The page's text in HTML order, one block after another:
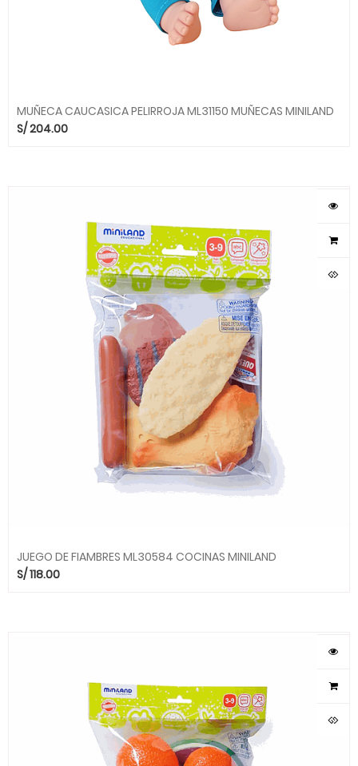
MUÑECA CAUCASICA PELIRROJA ML31150 MUÑECAS MINILAND
S/204.00
JUEGO DE FIAMBRES ML30584 COCINAS MINILAND
S/118.00